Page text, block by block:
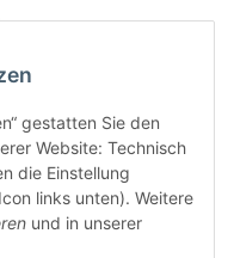
gestatten Sie den
Website: Technisch
die Einstellung
links unten). Weitere
und in unserer